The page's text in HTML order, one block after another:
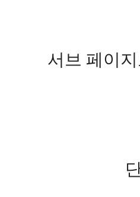
서브 페이